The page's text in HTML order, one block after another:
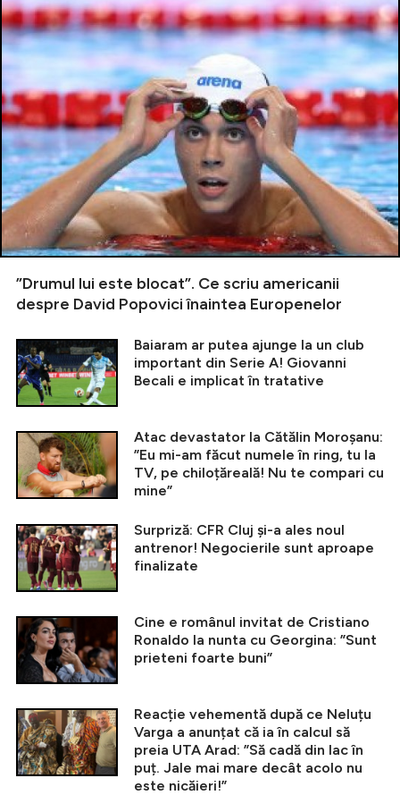
”Drumul lui este blocat”. Ce scriu americanii
despre David Popovici înaintea Europenelor
Baiaram ar putea ajunge la un club
important din Serie A! Giovanni
Becali e implicat în tratative
Atac devastator la Cătălin Moroșanu:
”Eu mi-am făcut numele în ring, tu la
TV, pe chiloțăreală! Nu te compari cu
mine”
Surpriză: CFR Cluj și-a ales noul
antrenor! Negocierile sunt aproape
finalizate
Cine e românul invitat de Cristiano
Ronaldo la nunta cu Georgina: ”Sunt
prieteni foarte buni”
Reacție vehementă după ce Neluțu
Varga a anunțat că ia în calcul să
preia UTA Arad: ”Să cadă din lac în
puț. Jale mai mare decât acolo nu
este nicăieri!”